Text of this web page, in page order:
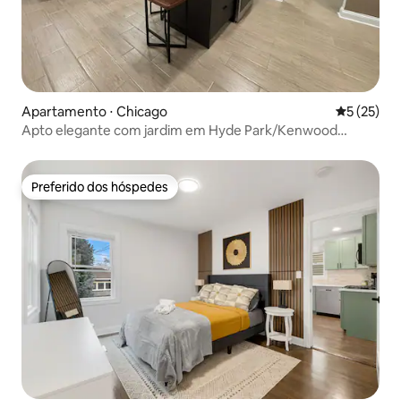
Apartamento ⋅ Chicago 5 de uma
5 (25)
Apto elegante com jardim em Hyde Park/Kenwood
Preferido dos hóspedes
Preferido dos hóspedes